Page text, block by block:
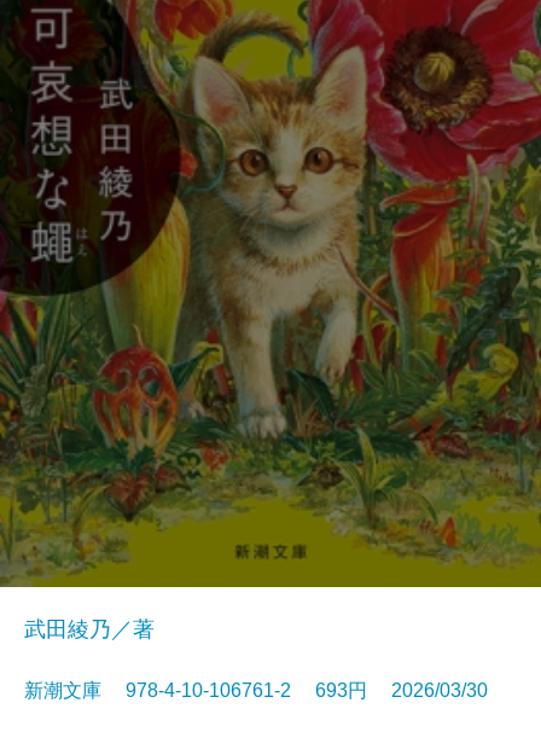
武田綾乃／著
新潮文庫 978-4-10-106761-2 693円 2026/03/30